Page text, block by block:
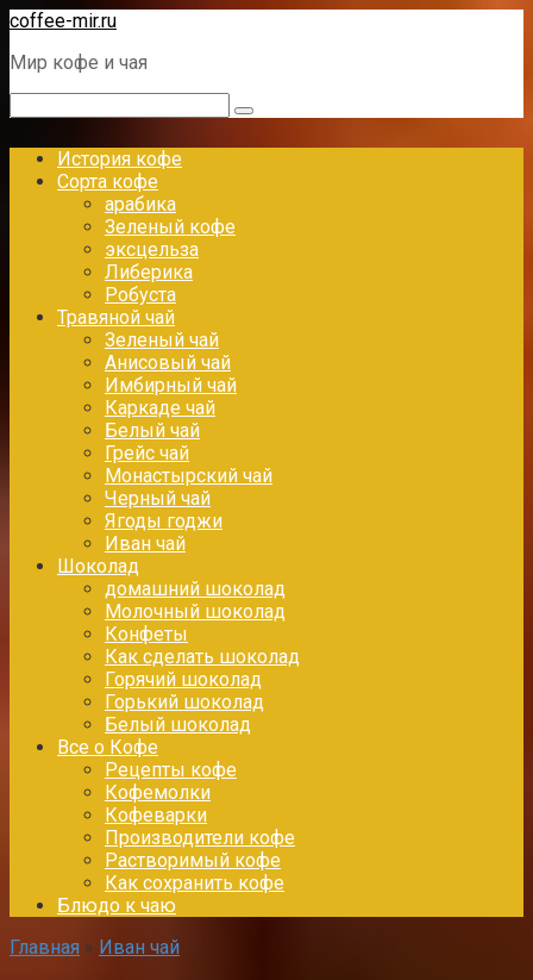
Перейти
контенту
coffee-mir.ru
Мир кофе и чая
История кофе
Сорта кофе
арабика
Зеленый кофе
эксцельза
Либерика
Робуста
Травяной чай
Зеленый чай
Анисовый чай
Имбирный чай
Каркаде чай
Белый чай
Грейс чай
Монастырский чай
Черный чай
Ягоды годжи
Иван чай
Шоколад
домашний шоколад
Молочный шоколад
Конфеты
Как сделать шоколад
Горячий шоколад
Горький шоколад
Белый шоколад
Все о Кофе
Рецепты кофе
Кофемолки
Кофеварки
Производители кофе
Растворимый кофе
Как сохранить кофе
Блюдо к чаю
Главная » Иван чай